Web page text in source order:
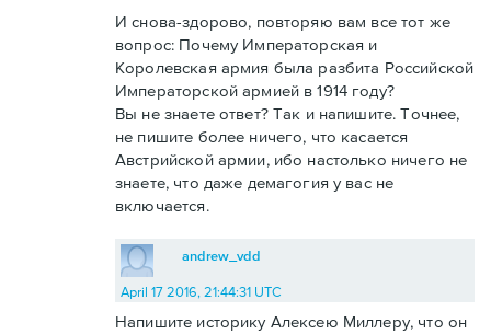
И снова-здорово, повторяю вам все тот же
вопрос: Почему Императорская и
Королевская армия была разбита Российской
Императорской армией в 1914 году?
Вы не знаете ответ? Так и напишите. Точнее,
не пишите более ничего, что касается
Австрийской армии, ибо настолько ничего не
знаете, что даже демагогия у вас не
включается.
andrew_vdd
April 17 2016, 21:44:31 UTC
Напишите историку Алексею Миллеру, что он